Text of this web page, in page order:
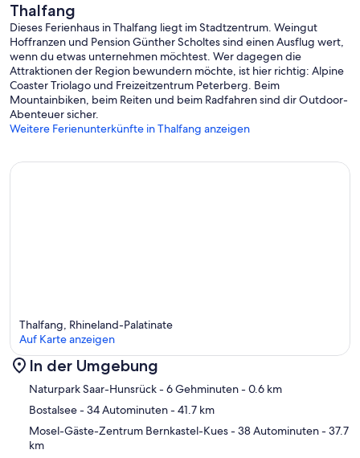
Thalfang
Dieses Ferienhaus in Thalfang liegt im Stadtzentrum. Weingut
Hoffranzen und Pension Günther Scholtes sind einen Ausflug wert,
wenn du etwas unternehmen möchtest. Wer dagegen die
Attraktionen der Region bewundern möchte, ist hier richtig: Alpine
Coaster Triolago und Freizeitzentrum Peterberg. Beim
Mountainbiken, beim Reiten und beim Radfahren sind dir Outdoor-
Abenteuer sicher.
Weitere Ferienunterkünfte in Thalfang anzeigen
Karte
Thalfang, Rhineland-Palatinate
Auf Karte anzeigen
In der Umgebung
Naturpark Saar-Hunsrück- 6 Gehminuten- 0.6 km
Bostalsee- 34 Autominuten- 41.7 km
Mosel-Gäste-Zentrum Bernkastel-Kues- 38 Autominuten- 37.7
km